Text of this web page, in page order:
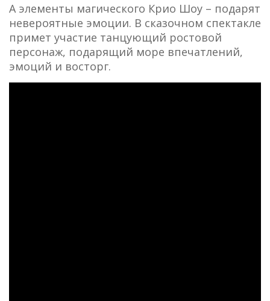
А элементы магического Крио Шоу – подарят
невероятные эмоции. В сказочном спектакле
примет участие танцующий ростовой
персонаж, подарящий море впечатлений,
эмоций и восторг.